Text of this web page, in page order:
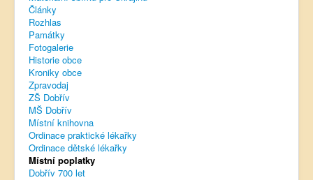
Dobřívský zpravodaj
Rozhlas
Sokol Dobřív
Ubytování
Obec Pavlovsko
Virtuální prohlídka
Články
Rozhlas
Památky
Fotogalerie
Historie obce
Kroniky obce
Zpravodaj
ZŠ Dobřív
MŠ Dobřív
Místní knihovna
Ordinace praktické lékařky
Ordinace dětské lékařky
Místní poplatky
Dobřív 700 let